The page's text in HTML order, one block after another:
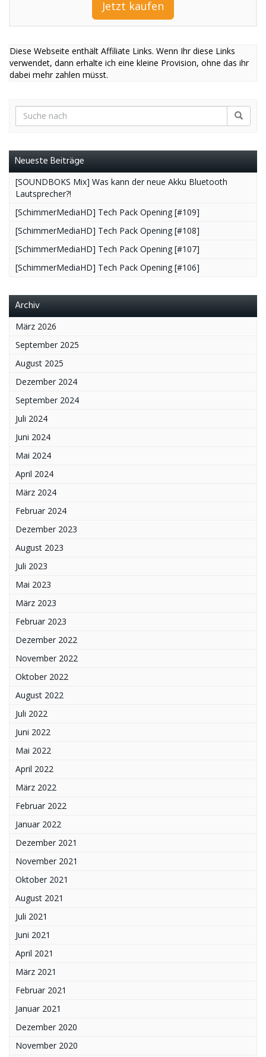
Jetzt kaufen
Diese Webseite enthält Affiliate Links. Wenn Ihr diese Links
verwendet, dann erhalte ich eine kleine Provision, ohne das ihr
dabei mehr zahlen müsst.
Neueste Beiträge
[SOUNDBOKS Mix] Was kann der neue Akku Bluetooth
Lautsprecher?!
[SchimmerMediaHD] Tech Pack Opening [#109]
[SchimmerMediaHD] Tech Pack Opening [#108]
[SchimmerMediaHD] Tech Pack Opening [#107]
[SchimmerMediaHD] Tech Pack Opening [#106]
Archiv
März 2026
September 2025
August 2025
Dezember 2024
September 2024
Juli 2024
Juni 2024
Mai 2024
April 2024
März 2024
Februar 2024
Dezember 2023
August 2023
Juli 2023
Mai 2023
März 2023
Februar 2023
Dezember 2022
November 2022
Oktober 2022
August 2022
Juli 2022
Juni 2022
Mai 2022
April 2022
März 2022
Februar 2022
Januar 2022
Dezember 2021
November 2021
Oktober 2021
August 2021
Juli 2021
Juni 2021
April 2021
März 2021
Februar 2021
Januar 2021
Dezember 2020
November 2020